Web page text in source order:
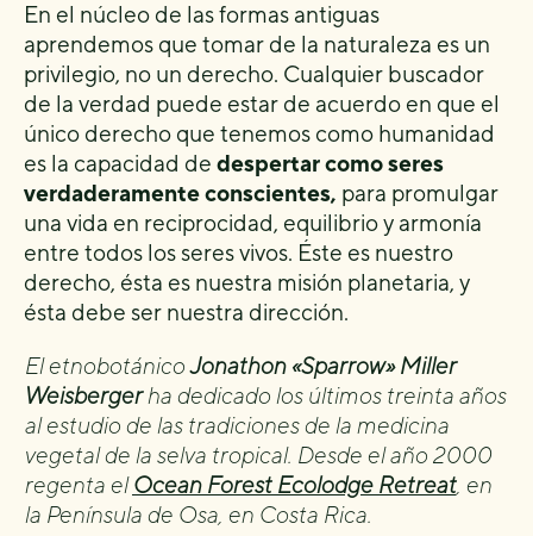
En el núcleo de las formas antiguas
aprendemos que tomar de la naturaleza es un
privilegio, no un derecho. Cualquier buscador
de la verdad puede estar de acuerdo en que el
único derecho que tenemos como humanidad
es la capacidad de despertar como seres
verdaderamente conscientes, para promulgar
una vida en reciprocidad, equilibrio y armonía
entre todos los seres vivos. Éste es nuestro
derecho, ésta es nuestra misión planetaria, y
ésta debe ser nuestra dirección.
El etnobotánicoJonathon «Sparrow» Miller
Weisbergerha dedicado los últimos treinta años
al estudio de las tradiciones de la medicina
vegetal de la selva tropical. Desde el año 2000
regenta el Ocean Forest Ecolodge Retreat, en
la Península de Osa, en Costa Rica.